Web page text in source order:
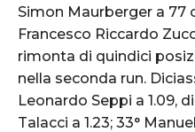
Simon Maurberger a 77
Francesco Riccardo
rimonta di quindici
nella seconda run.
Leonardo Seppi a 1.09,
Talacci a 1.23; 33°